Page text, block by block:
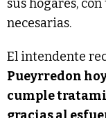
sus hogares,
necesarias.
El intendente
Pueyrredon
cumple